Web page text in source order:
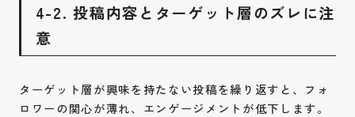
4-2. 投稿内容とターゲット層のズレに注
意
ターゲット層が興味を持たない投稿を繰り返すと、フォ
ロワーの関心が薄れ、エンゲージメントが低下します。